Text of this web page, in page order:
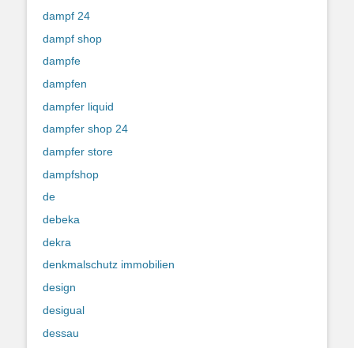
dampf 24
dampf shop
dampfe
dampfen
dampfer liquid
dampfer shop 24
dampfer store
dampfshop
de
debeka
dekra
denkmalschutz immobilien
design
desigual
dessau